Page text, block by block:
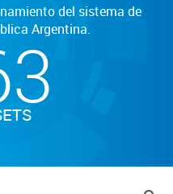
del sistema de
Argentina.